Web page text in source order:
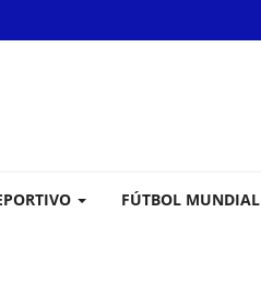
FÚTBOL MUNDIAL